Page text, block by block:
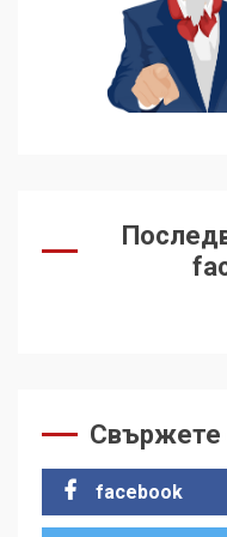
Свържете
facebook